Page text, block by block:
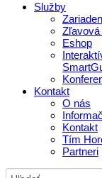
Služby
Zľavová
Eshop
Kontakt
O nás
Kontakt
Tím
Partneri